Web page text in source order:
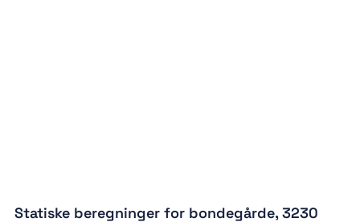
Statiske beregninger for bondegårde, 3230